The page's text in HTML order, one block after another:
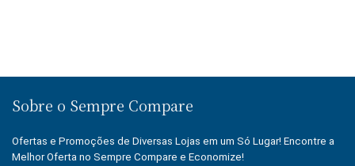
Sobre o Sempre Compare
Ofertas e Promoções de Diversas Lojas em um Só Lugar! Encontre a
Melhor Oferta no Sempre Compare e Economize!